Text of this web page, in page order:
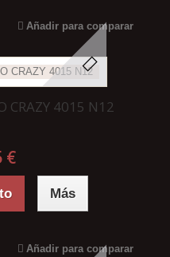
Añadir para comparar
CRAZY 4015 N12
€
Más
Añadir para comparar